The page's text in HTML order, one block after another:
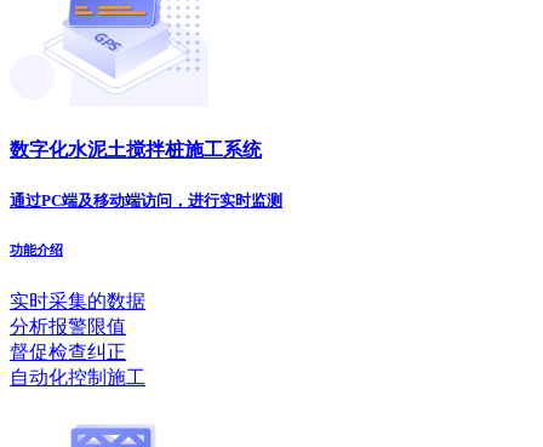
数字化水泥土搅拌桩施工系统
通过PC端及移动端访问，进行实时监测
功能介绍
实时采集的数据
分析报警限值
督促检查纠正
自动化控制施工